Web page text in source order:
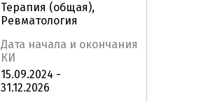
Терапия (общая),
Ревматология
Дата начала и окончания
КИ
15.09.2024 -
31.12.2026